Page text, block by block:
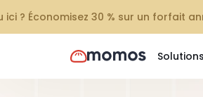
ici ? Économisez 30 % sur un forfait
Solutions